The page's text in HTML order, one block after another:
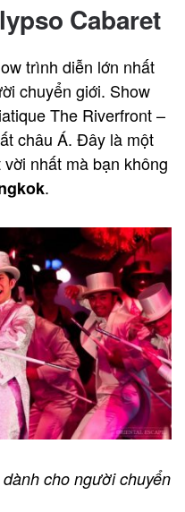
Cabaret
trình diễn lớn nhất
chuyển giới. Show
The Riverfront –
châu Á. Đây là một
nhất mà bạn không
.
cho người chuyển